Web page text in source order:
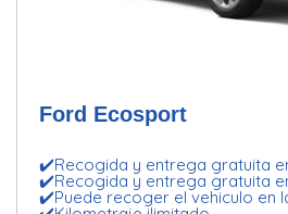
Ford Ecosport
✔️Recogida y entrega gratuita
✔️Recogida y entrega gratuita
✔️Puede recoger el vehiculo en